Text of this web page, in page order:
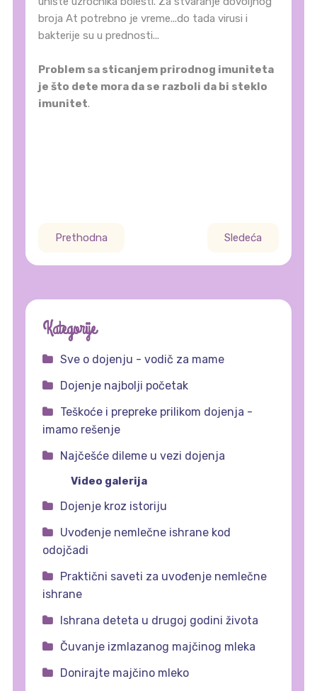
broja At potrebno je vreme...do tada virusi i
bakterije su u prednosti...
Problem sa sticanjem prirodnog imuniteta
je što dete mora da se razboli da bi steklo
imunitet.
Prethodna Sledeća
Kategorije
Sve o dojenju - vodič za mame
Dojenje najbolji početak
Teškoće i prepreke prilikom dojenja -
imamo rešenje
Najčešće dileme u vezi dojenja
Video galerija
Dojenje kroz istoriju
Uvođenje nemlečne ishrane kod
odojčadi
Praktični saveti za uvođenje nemlečne
ishrane
Ishrana deteta u drugoj godini života
Čuvanje izmlazanog majčinog mleka
Donirajte majčino mleko